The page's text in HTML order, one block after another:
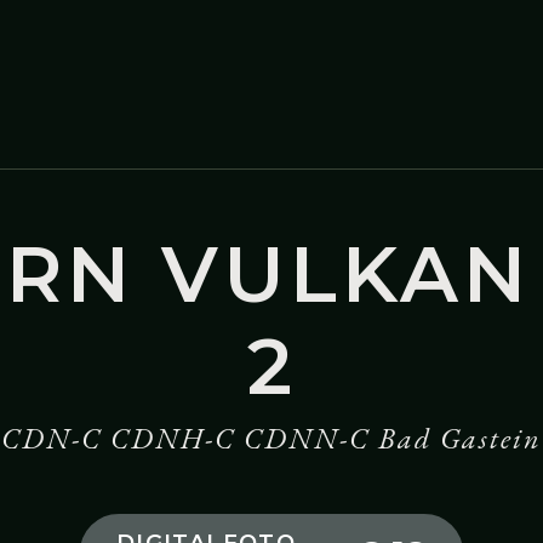
2
CDN-C CDNH-C CDNN-C Bad Gastein